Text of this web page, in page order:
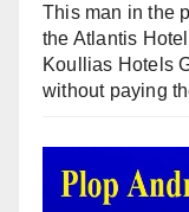
This man in the
the Atlantis
Koullias Hotels
without paying